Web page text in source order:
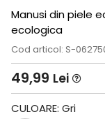
Manusi din piele
ecologica
Cod articol: S-
49,99 Lei
CULOARE: Gri